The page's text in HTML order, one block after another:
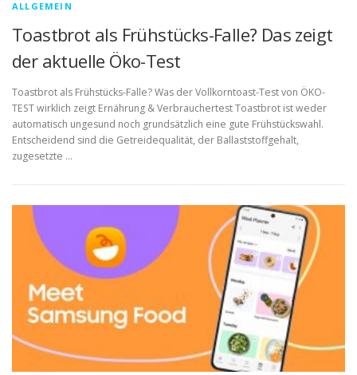
ALLGEMEIN
Toastbrot als Frühstücks-Falle? Das zeigt
der aktuelle Öko-Test
Toastbrot als Frühstücks-Falle? Was der Vollkorntoast-Test von ÖKO-
TEST wirklich zeigt Ernährung & Verbrauchertest Toastbrot ist weder
automatisch ungesund noch grundsätzlich eine gute Frühstückswahl.
Entscheidend sind die Getreidequalität, der Ballaststoffgehalt,
zugesetzte …